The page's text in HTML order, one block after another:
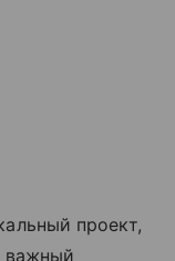
проект,
важный